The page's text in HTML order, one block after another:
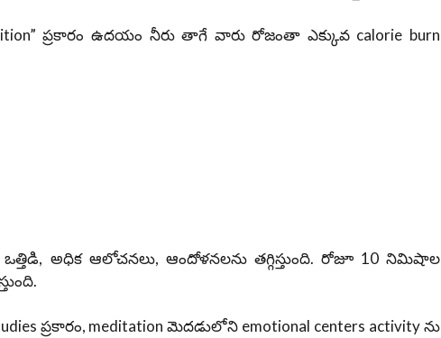
ప్రకారం ఉదయం నీరు తాగే వారు రోజంతా ఎక్కువ calorie burn
అధిక ఆలోచనలు, ఆందోళనలను తగ్గిస్తుంది. రోజూ 10 నిమిషాల
ప్రకారం, meditation మెదడులోని emotional centers activity ను